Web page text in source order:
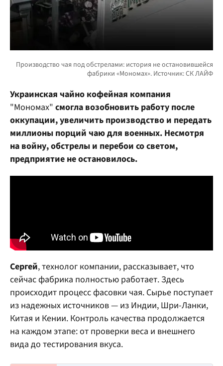
Украинская чайно кофейная компания
"Мономах" смогла возобновить работу после
оккупации, увеличить производство и передать
миллионы порций чаю для военных. Несмотря
на войну, обстрелы и перебои со светом,
предприятие не остановилось.
Сергей, технолог компании, рассказывает, что
сейчас фабрика полностью работает. Здесь
происходит процесс фасовки чая. Сырье поступает
из надежных источников — из Индии, Шри-Ланки,
Китая и Кении. Контроль качества продолжается
на каждом этапе: от проверки веса и внешнего
вида до тестирования вкуса.